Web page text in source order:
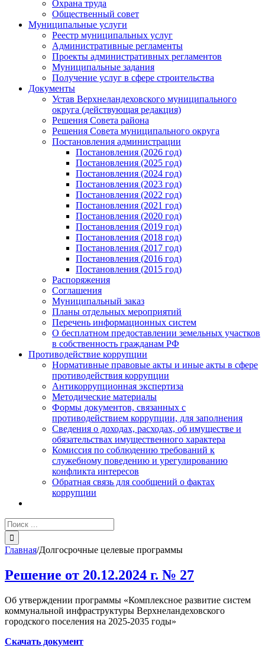
Охрана труда
Общественный совет
Муниципальные услуги
Реестр муниципальных услуг
Административные регламенты
Проекты административных регламентов
Муниципальные задания
Получение услуг в сфере строительства
Документы
Устав Верхнеландеховского муниципального
округа (действующая редакция)
Решения Совета района
Решения Совета муниципального округа
Постановления администрации
Постановления (2026 год)
Постановления (2025 год)
Постановления (2024 год)
Постановления (2023 год)
Постановления (2022 год)
Постановления (2021 год)
Постановления (2020 год)
Постановления (2019 год)
Постановления (2018 год)
Постановления (2017 год)
Постановления (2016 год)
Постановления (2015 год)
Распоряжения
Соглашения
Муниципальный заказ
Планы отдельных мероприятий
Перечень информационных систем
О бесплатном предоставлении земельных участков
в собственность гражданам РФ
Противодействие коррупции
Нормативные правовые акты и иные акты в сфере
противодействия коррупции
Антикоррупционная экспертиза
Методические материалы
Формы документов, связанных с
противодействием коррупции, для заполнения
Сведения о доходах, расходах, об имуществе и
обязательствах имущественного характера
Комиссия по соблюдению требований к
служебному поведению и урегулированию
конфликта интересов
Обратная связь для сообщений о фактах
коррупции
Результат
поиска:
Главная/Долгосрочные целевые программы
Решение от 20.12.2024 г. № 27
Об утверждении программы «Комплексное развитие систем
коммунальной инфраструктуры Верхнеландеховского
городского поселения на 2025-2035 годы»
Скачать документ